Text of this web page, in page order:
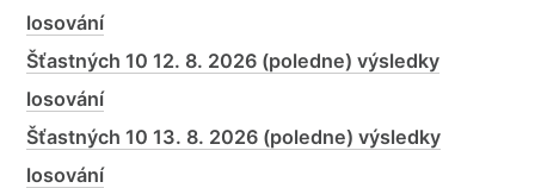
losování
Šťastných 10 12. 8. 2026 (poledne) výsledky
losování
Šťastných 10 13. 8. 2026 (poledne) výsledky
losování